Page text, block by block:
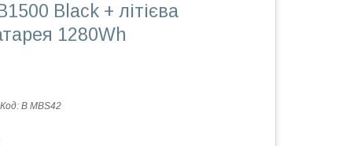
Black + літієва
1280Wh
Код: B MBS42